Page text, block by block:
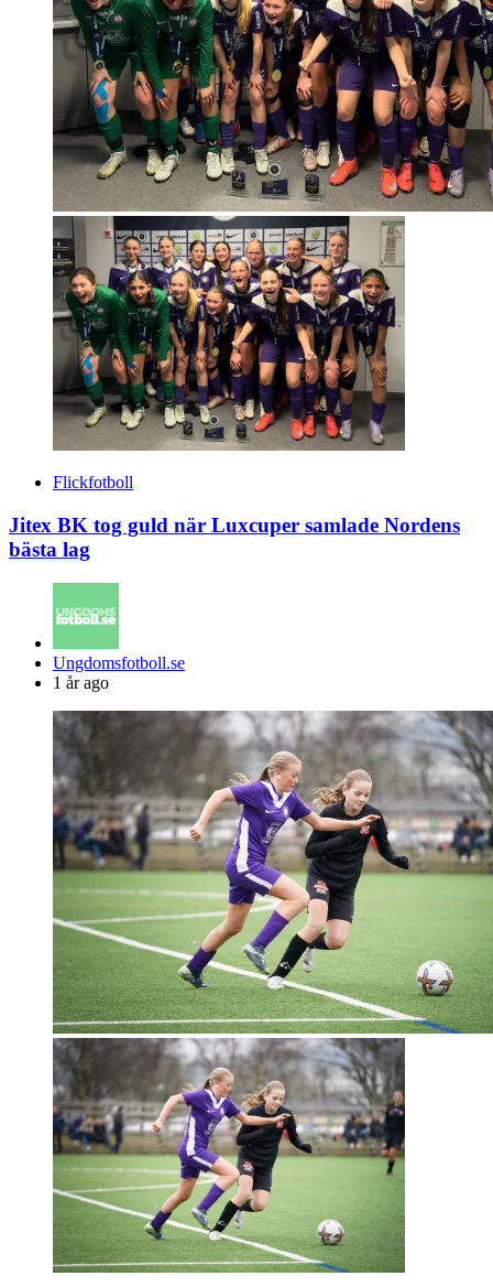
Flickfotboll
Jitex BK tog guld när Luxcuper samlade Nordens
bästa lag
Posted
by
Ungdomsfotboll.se
1 år ago